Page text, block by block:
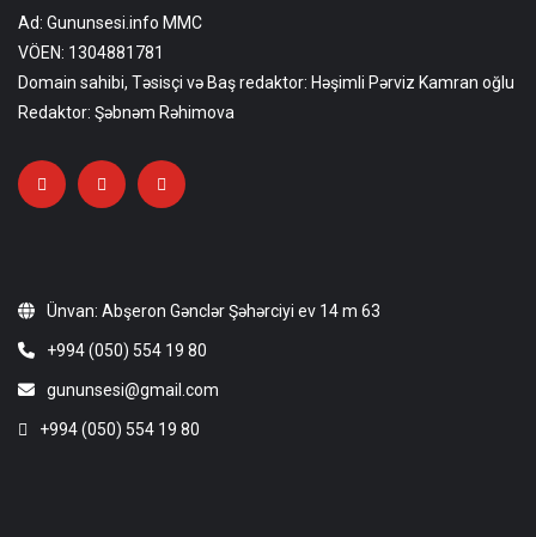
Ad: Gununsesi.info MMC
VÖEN: 1304881781
Domain sahibi, Təsisçi və Baş redaktor: Həşimli Pərviz Kamran oğlu
Redaktor: Şəbnəm Rəhimova
Ünvan: Abşeron Gənclər Şəhərciyi ev 14 m 63
+994 (050) 554 19 80
gununsesi@gmail.com
+994 (050) 554 19 80